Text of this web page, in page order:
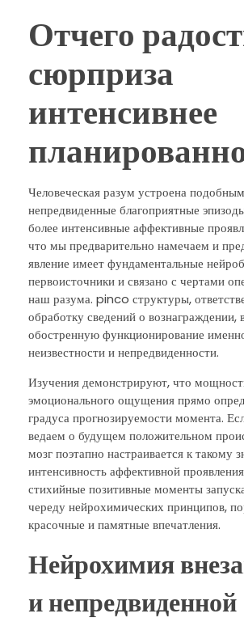
Отчего
сюрприза
интенсивнее
Человеческая разум устроена
непредвиденные благоприятные
более интенсивные аффективные
что мы предварительно намечаем и
явление имеет фундаментальные
первоисточники и связано с чертами
наш разума. pinco структуры,
обработку сведений о вознаграждении,
обостренную функционирование
неизвестности и непредвиденности.
Изучения демонстрируют, что
эмоционального ощущения прямо
градуса прогнозируемости момента.
ведаем о будущем положительном
мозг поэтапно настраивается к такому
интенсивность аффективной
стихийные позитивные моменты
череду нейрохимических принципов,
красочные и памятные впечатления.
Нейрохимия
и непредвиденной